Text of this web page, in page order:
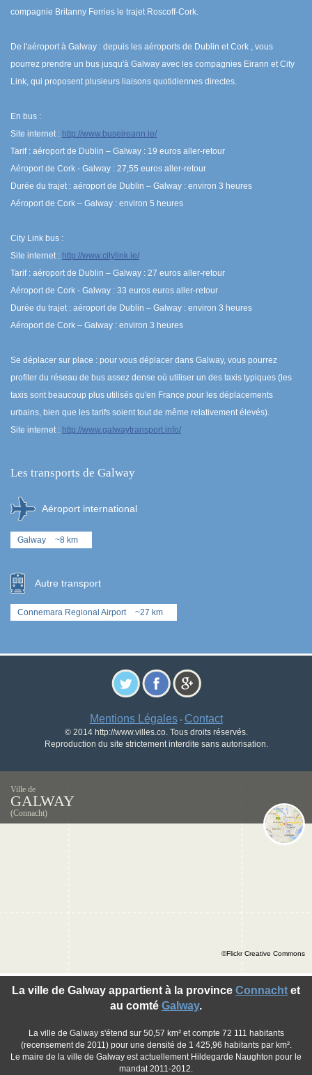
compagnie Britanny Ferries le trajet Roscoff-Cork.
De l'aéroport à Galway : depuis les aéroports de Dublin et Cork , vous
pourrez prendre un bus jusqu'à Galway avec les compagnies Eirann et City
Link, qui proposent plusieurs liaisons quotidiennes directes.
En bus :
Site internet : http://www.buseireann.ie/
Tarif : aéroport de Dublin – Galway : 19 euros aller-retour
Aéroport de Cork - Galway : 27,55 euros aller-retour
Durée du trajet : aéroport de Dublin – Galway : environ 3 heures
Aéroport de Cork – Galway : environ 5 heures
City Link bus :
Site internet : http://www.citylink.ie/
Tarif : aéroport de Dublin – Galway : 27 euros aller-retour
Aéroport de Cork - Galway : 33 euros euros aller-retour
Durée du trajet : aéroport de Dublin – Galway : environ 3 heures
Aéroport de Cork – Galway : environ 3 heures
Se déplacer sur place : pour vous déplacer dans Galway, vous pourrez
profiter du réseau de bus assez dense où utiliser un des taxis typiques (les
taxis sont beaucoup plus utilisés qu'en France pour les déplacements
urbains, bien que les tarifs soient tout de même relativement élevés).
Site internet : http://www.galwaytransport.info/
Les transports de Galway
Aéroport international
Galway ~8 km
Autre transport
Connemara Regional Airport ~27 km
Mentions Légales- Contact
© 2014 http://www.villes.co. Tous droits réservés.
Reproduction du site strictement interdite sans autorisation.
Ville de
GALWAY
(Connacht)
La ville de Galway appartient à la province Connacht et
au comté Galway.
La ville de Galway s'étend sur 50,57 km² et compte 72 111 habitants
(recensement de 2011) pour une densité de 1 425,96 habitants par km².
Le maire de la ville de Galway est actuellement Hildegarde Naughton pour le
mandat 2011-2012.
©Flickr Creative Commons